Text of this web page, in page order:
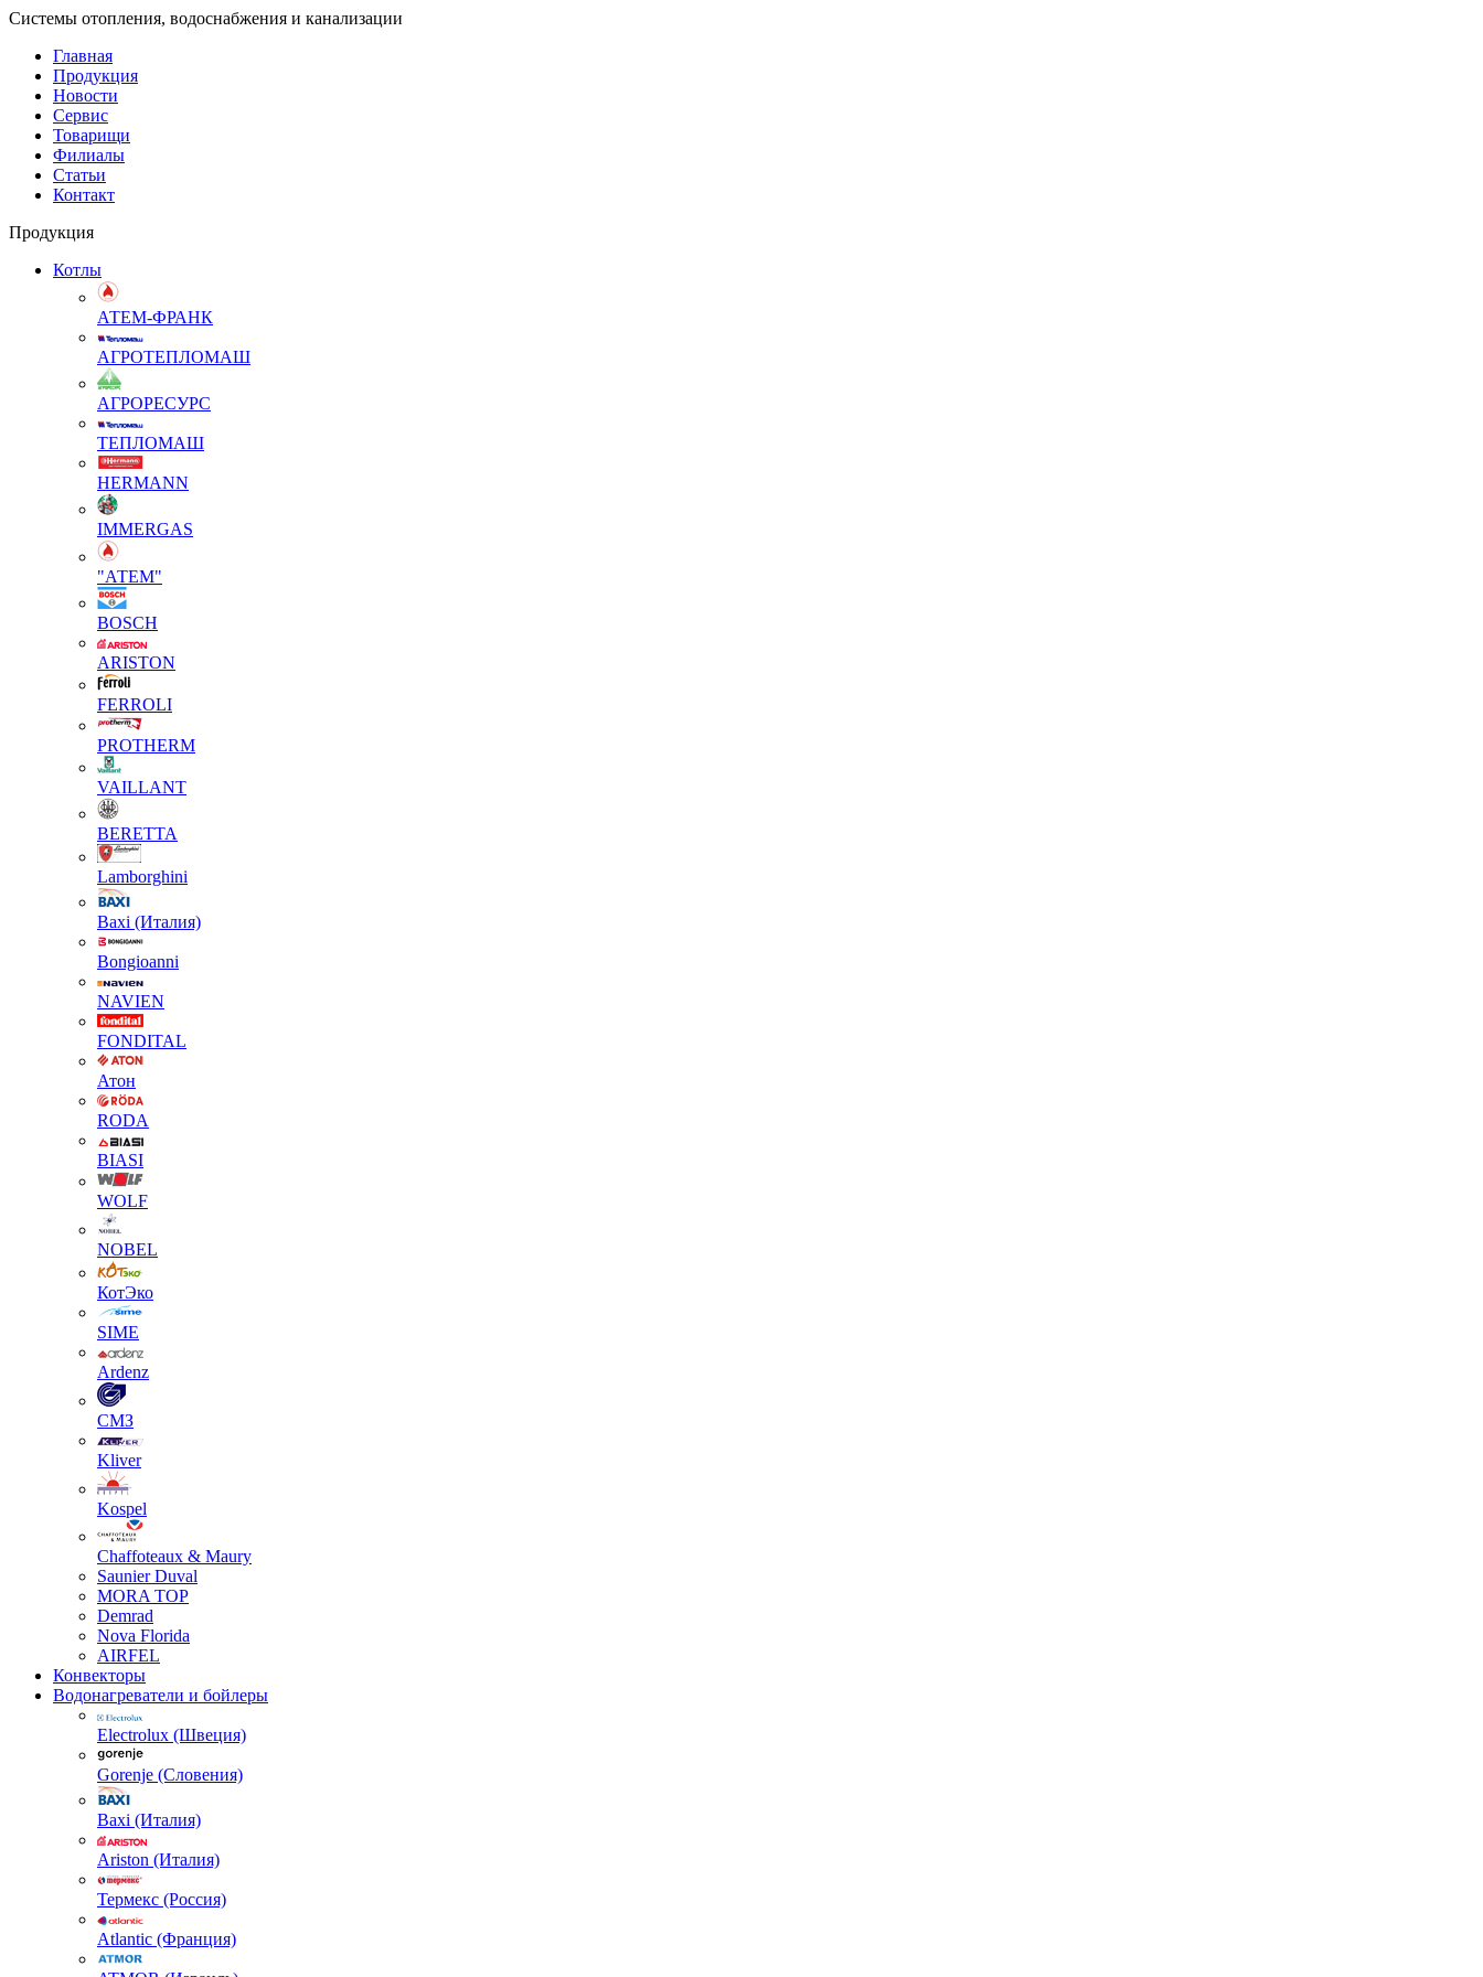
Системы отопления, водоснабжения и канализации
Главная
Продукция
Новости
Сервис
Товарищи
Филиалы
Статьи
Контакт
Продукция
Котлы
АТЕМ-ФРАНК
АГРОТЕПЛОМАШ
АГРОРЕСУРС
ТЕПЛОМАШ
HERMANN
IMMERGAS
"АТЕМ"
BOSCH
ARISTON
FERROLI
PROTHERM
VAILLANT
BERETTA
Lamborghini
Baxi (Италия)
Вongioanni
NAVIEN
FONDITAL
Атон
RODA
BIASI
WOLF
NOBEL
КотЭко
SIME
Ardenz
СМЗ
Kliver
Kospel
Chaffoteaux & Maury
Saunier Duval
MORA TOP
Demrad
Nova Florida
AIRFEL
Конвекторы
Водонагреватели и бойлеры
Electrolux (Швеция)
Gorenje (Словения)
Baxi (Италия)
Ariston (Италия)
Термекс (Россия)
Atlantic (Франция)